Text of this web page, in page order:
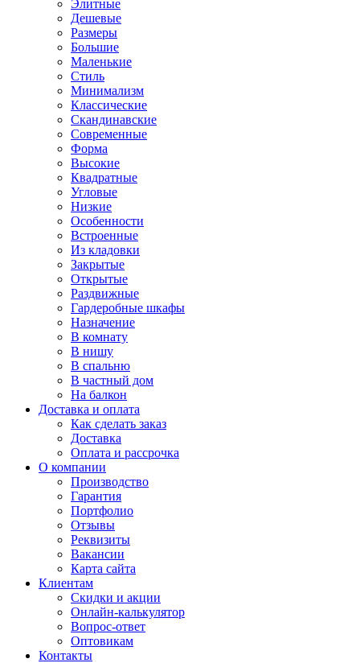
Элитные
Дешевые
Размеры
Большие
Маленькие
Стиль
Минимализм
Классические
Скандинавские
Современные
Форма
Высокие
Квадратные
Угловые
Низкие
Особенности
Встроенные
Из кладовки
Закрытые
Открытые
Раздвижные
Гардеробные шкафы
Назначение
В комнату
В нишу
В спальню
В частный дом
На балкон
Доставка и оплата
Как сделать заказ
Доставка
Оплата и рассрочка
О компании
Производство
Гарантия
Портфолио
Отзывы
Реквизиты
Вакансии
Карта сайта
Клиентам
Скидки и акции
Онлайн-калькулятор
Вопрос-ответ
Оптовикам
Контакты